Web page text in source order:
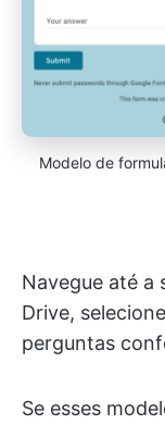
Modelo de
Navegue até a
Drive,
perguntas
Se esses